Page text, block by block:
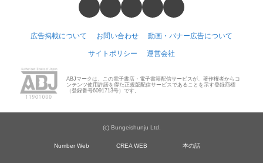
広告掲載について お問い合わせ 動画・バナー広告について
サイトポリシー 運営会社
ABJマークは、この電子書店・電子書籍配信サービスが、著作権者からコ
ンテンツ使用許諾を得た正規版配信サービスであることを示す登録商標
（登録番号6091713号）です。
(c) Bungeishunju Ltd.
Number Web CREA WEB 本の話